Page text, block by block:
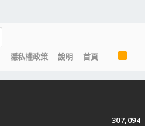
隱私權政策 說明 首頁
R
S
S
307,094